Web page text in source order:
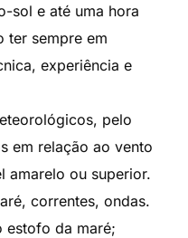
sol e até uma hora
ter sempre em
experiência e
pelo
em relação ao vento
amarelo ou superior.
correntes, ondas.
estofo da maré;